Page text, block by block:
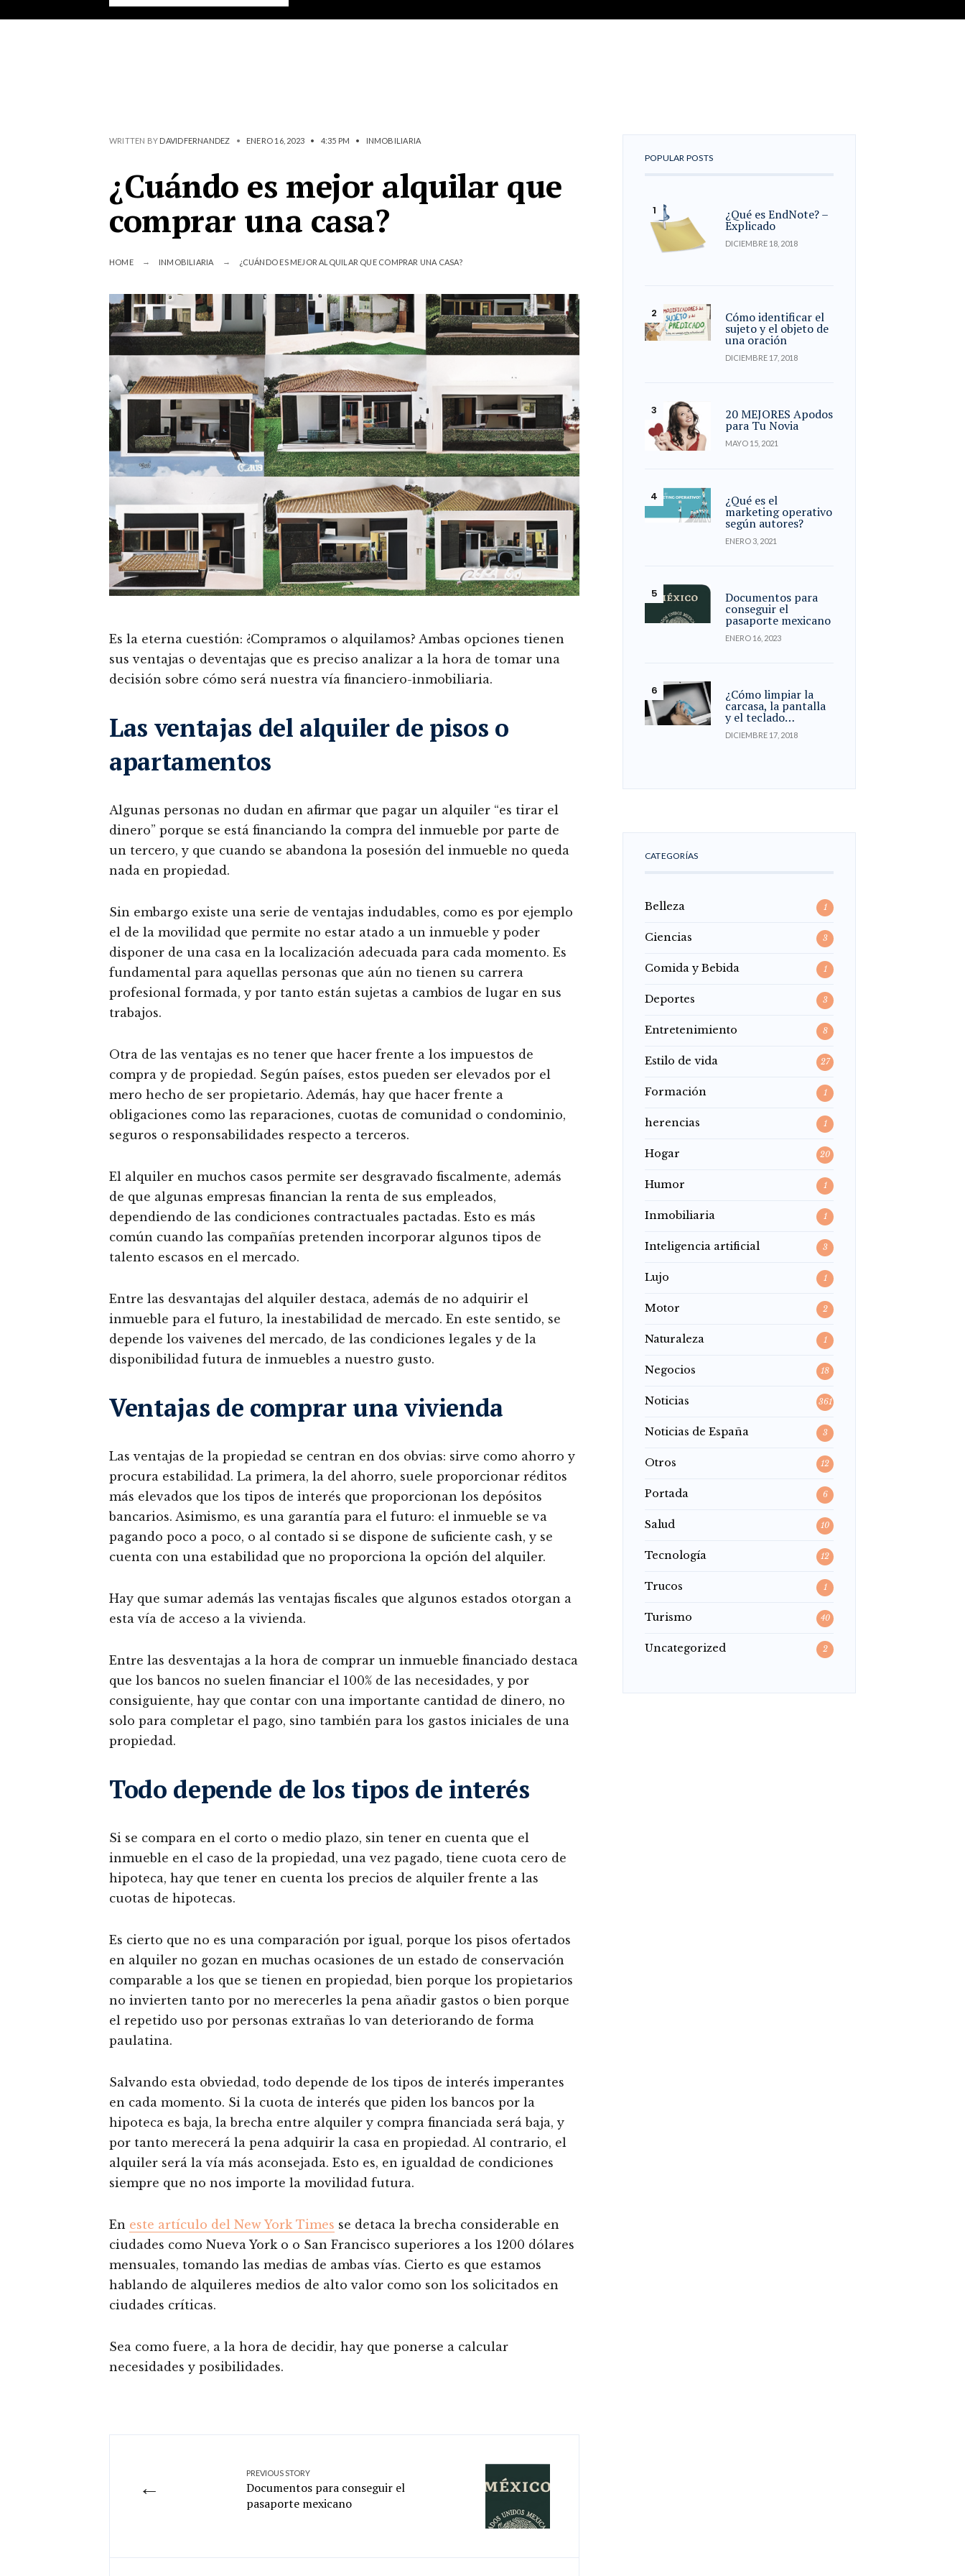
WRITTEN BY DAVIDFERNANDEZ • ENERO 16, 2023 • 4:35 PM • INMOBILIARIA
¿Cuándo es mejor alquilar que
comprar una casa?
HOME INMOBILIARIA ¿CUÁNDO ES MEJOR ALQUILAR QUE COMPRAR UNA CASA?
Es la eterna cuestión: ¿Compramos o alquilamos? Ambas opciones tienen
sus ventajas o deventajas que es preciso analizar a la hora de tomar una
decisión sobre cómo será nuestra vía financiero-inmobiliaria.
Las ventajas del alquiler de pisos o
apartamentos
Algunas personas no dudan en afirmar que pagar un alquiler “es tirar el
dinero” porque se está financiando la compra del inmueble por parte de
un tercero, y que cuando se abandona la posesión del inmueble no queda
nada en propiedad.
Sin embargo existe una serie de ventajas indudables, como es por ejemplo
el de la movilidad que permite no estar atado a un inmueble y poder
disponer de una casa en la localización adecuada para cada momento. Es
fundamental para aquellas personas que aún no tienen su carrera
profesional formada, y por tanto están sujetas a cambios de lugar en sus
trabajos.
Otra de las ventajas es no tener que hacer frente a los impuestos de
compra y de propiedad. Según países, estos pueden ser elevados por el
mero hecho de ser propietario. Además, hay que hacer frente a
obligaciones como las reparaciones, cuotas de comunidad o condominio,
seguros o responsabilidades respecto a terceros.
El alquiler en muchos casos permite ser desgravado fiscalmente, además
de que algunas empresas financian la renta de sus empleados,
dependiendo de las condiciones contractuales pactadas. Esto es más
común cuando las compañías pretenden incorporar algunos tipos de
talento escasos en el mercado.
Entre las desvantajas del alquiler destaca, además de no adquirir el
inmueble para el futuro, la inestabilidad de mercado. En este sentido, se
depende los vaivenes del mercado, de las condiciones legales y de la
disponibilidad futura de inmuebles a nuestro gusto.
Ventajas de comprar una vivienda
Las ventajas de la propiedad se centran en dos obvias: sirve como ahorro y
procura estabilidad. La primera, la del ahorro, suele proporcionar réditos
más elevados que los tipos de interés que proporcionan los depósitos
bancarios. Asimismo, es una garantía para el futuro: el inmueble se va
pagando poco a poco, o al contado si se dispone de suficiente cash, y se
cuenta con una estabilidad que no proporciona la opción del alquiler.
Hay que sumar además las ventajas fiscales que algunos estados otorgan a
esta vía de acceso a la vivienda.
Entre las desventajas a la hora de comprar un inmueble financiado destaca
que los bancos no suelen financiar el 100% de las necesidades, y por
consiguiente, hay que contar con una importante cantidad de dinero, no
solo para completar el pago, sino también para los gastos iniciales de una
propiedad.
Todo depende de los tipos de interés
Si se compara en el corto o medio plazo, sin tener en cuenta que el
inmueble en el caso de la propiedad, una vez pagado, tiene cuota cero de
hipoteca, hay que tener en cuenta los precios de alquiler frente a las
cuotas de hipotecas.
Es cierto que no es una comparación por igual, porque los pisos ofertados
en alquiler no gozan en muchas ocasiones de un estado de conservación
comparable a los que se tienen en propiedad, bien porque los propietarios
no invierten tanto por no merecerles la pena añadir gastos o bien porque
el repetido uso por personas extrañas lo van deteriorando de forma
paulatina.
Salvando esta obviedad, todo depende de los tipos de interés imperantes
en cada momento. Si la cuota de interés que piden los bancos por la
hipoteca es baja, la brecha entre alquiler y compra financiada será baja, y
por tanto merecerá la pena adquirir la casa en propiedad. Al contrario, el
alquiler será la vía más aconsejada. Esto es, en igualdad de condiciones
siempre que no nos importe la movilidad futura.
En este artículo del New York Times se detaca la brecha considerable en
ciudades como Nueva York o o San Francisco superiores a los 1200 dólares
mensuales, tomando las medias de ambas vías. Cierto es que estamos
hablando de alquileres medios de alto valor como son los solicitados en
ciudades críticas.
Sea como fuere, a la hora de decidir, hay que ponerse a calcular
necesidades y posibilidades.
←
PREVIOUS STORY
Documentos para conseguir el
pasaporte mexicano
POPULAR POSTS
¿Qué es EndNote? –
Explicado
DICIEMBRE 18, 2018
Cómo identificar el
sujeto y el objeto de
una oración
DICIEMBRE 17, 2018
20 MEJORES Apodos
para Tu Novia
MAYO 15, 2021
¿Qué es el
marketing operativo
según autores?
ENERO 3, 2021
Documentos para
conseguir el
pasaporte mexicano
ENERO 16, 2023
¿Cómo limpiar la
carcasa, la pantalla
y el teclado…
DICIEMBRE 17, 2018
CATEGORÍAS
Belleza 1
Ciencias 3
Comida y Bebida 1
Deportes 3
Entretenimiento 8
Estilo de vida 27
Formación 1
herencias 1
Hogar 20
Humor 1
Inmobiliaria 1
Inteligencia artificial 3
Lujo 1
Motor 2
Naturaleza 1
Negocios 18
Noticias 361
Noticias de España 3
Otros 12
Portada 6
Salud 10
Tecnología 12
Trucos 1
Turismo 40
Uncategorized 2